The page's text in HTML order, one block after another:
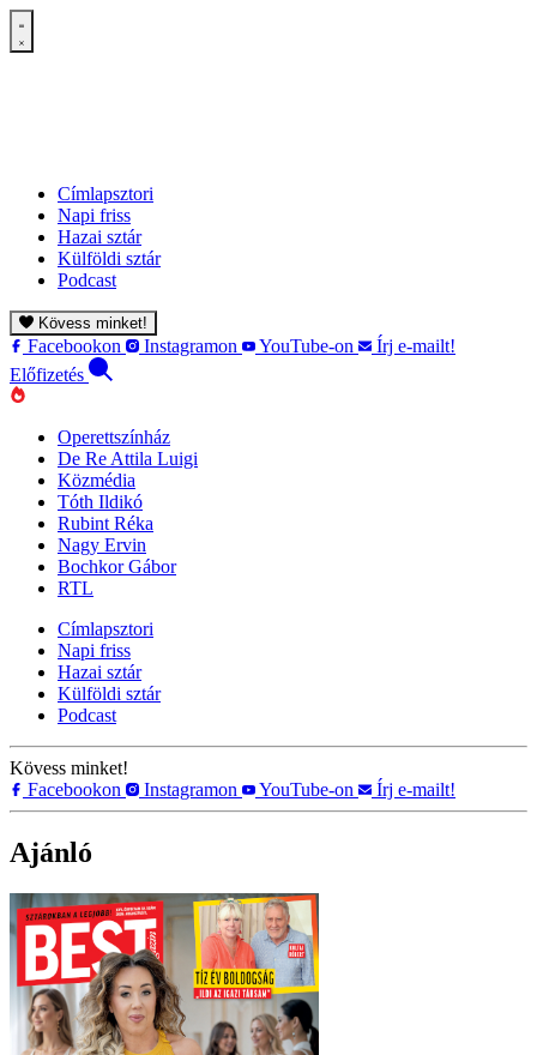
Címlapsztori
Napi friss
Hazai sztár
Külföldi sztár
Podcast
Kövess minket!
Facebookon Instagramon YouTube-on
Írj e-mailt!
Előfizetés
Operettszínház
De Re Attila Luigi
Közmédia
Tóth Ildikó
Rubint Réka
Nagy Ervin
Bochkor Gábor
RTL
Címlapsztori
Napi friss
Hazai sztár
Külföldi sztár
Podcast
Kövess minket!
Facebookon
Instagramon YouTube-on Írj e-mailt!
Ajánló